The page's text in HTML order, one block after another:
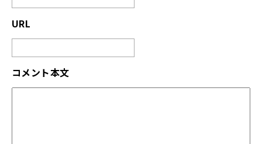
URL
コメント本文